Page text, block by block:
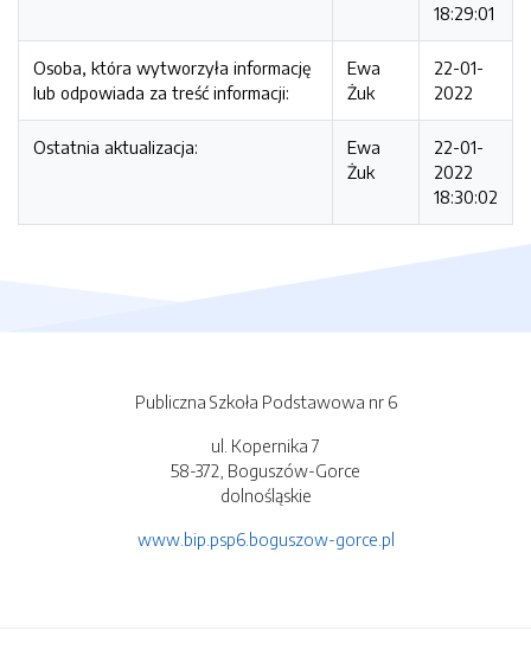
18:29:01
Osoba, która wytworzyła informację
lub odpowiada za treść informacji:
Ewa
Żuk
22-01-
2022
Ostatnia aktualizacja:
Ewa
Żuk
22-01-
2022
18:30:02
Publiczna Szkoła Podstawowa nr 6
ul. Kopernika 7
58-372, Boguszów-Gorce
dolnośląskie
www.bip.psp6.boguszow-gorce.pl